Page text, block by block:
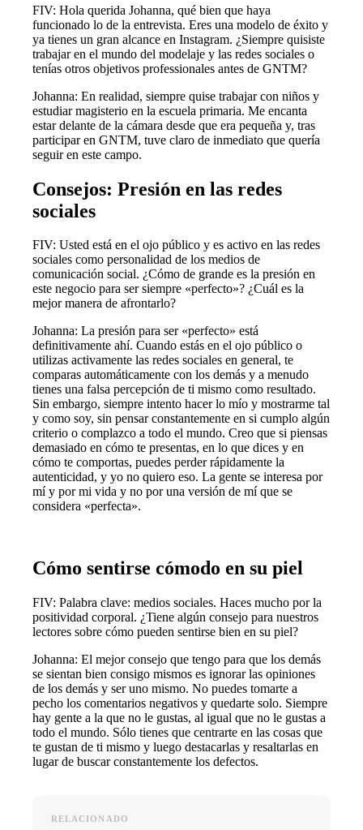
FIV: Hola querida Johanna, qué bien que haya
funcionado lo de la entrevista. Eres una modelo de éxito y
ya tienes un gran alcance en Instagram. ¿Siempre quisiste
trabajar en el mundo del modelaje y las redes sociales o
tenías otros objetivos professionales antes de GNTM?
Johanna: En realidad, siempre quise trabajar con niños y
estudiar magisterio en la escuela primaria. Me encanta
estar delante de la cámara desde que era pequeña y, tras
participar en GNTM, tuve claro de inmediato que quería
seguir en este campo.
Consejos: Presión en las redes
sociales
FIV: Usted está en el ojo público y es activo en las redes
sociales como personalidad de los medios de
comunicación social. ¿Cómo de grande es la presión en
este negocio para ser siempre «perfecto»? ¿Cuál es la
mejor manera de afrontarlo?
Johanna: La presión para ser «perfecto» está
definitivamente ahí. Cuando estás en el ojo público o
utilizas activamente las redes sociales en general, te
comparas automáticamente con los demás y a menudo
tienes una falsa percepción de ti mismo como resultado.
Sin embargo, siempre intento hacer lo mío y mostrarme tal
y como soy, sin pensar constantemente en si cumplo algún
criterio o complazco a todo el mundo. Creo que si piensas
demasiado en cómo te presentas, en lo que dices y en
cómo te comportas, puedes perder rápidamente la
autenticidad, y yo no quiero eso. La gente se interesa por
mí y por mi vida y no por una versión de mí que se
considera «perfecta».
Cómo sentirse cómodo en su piel
FIV: Palabra clave: medios sociales. Haces mucho por la
positividad corporal. ¿Tiene algún consejo para nuestros
lectores sobre cómo pueden sentirse bien en su piel?
Johanna: El mejor consejo que tengo para que los demás
se sientan bien consigo mismos es ignorar las opiniones
de los demás y ser uno mismo. No puedes tomarte a
pecho los comentarios negativos y quedarte solo. Siempre
hay gente a la que no le gustas, al igual que no le gustas a
todo el mundo. Sólo tienes que centrarte en las cosas que
te gustan de ti mismo y luego destacarlas y resaltarlas en
lugar de buscar constantemente los defectos.
RELACIONADO